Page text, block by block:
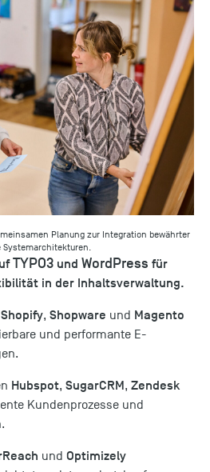
TYPO3 und WordPress für
in der Inhaltsverwaltung.
Shopify, Shopware und Magento
und performante E-
Hubspot, SugarCRM, Zendesk
Kundenprozesse und
und Optimizely
Planung zur Integration bewährter
Systemarchitekturen.